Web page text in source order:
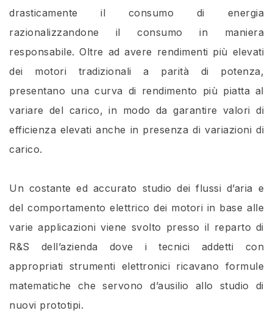
drasticamente il consumo di energia
razionalizzandone il consumo in maniera
responsabile. Oltre ad avere rendimenti più elevati
dei motori tradizionali a parità di potenza,
presentano una curva di rendimento più piatta al
variare del carico, in modo da garantire valori di
efficienza elevati anche in presenza di variazioni di
carico.
Un costante ed accurato studio dei flussi d’aria e
del comportamento elettrico dei motori in base alle
varie applicazioni viene svolto presso il reparto di
R&S dell’azienda dove i tecnici addetti con
appropriati strumenti elettronici ricavano formule
matematiche che servono d’ausilio allo studio di
nuovi prototipi.